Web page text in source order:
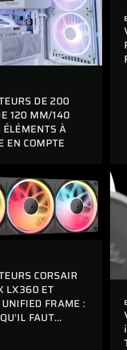
DE 200
120 MM/140
À
EN COMPTE
CORSAIR
LX360 ET
FRAME :
FAUT